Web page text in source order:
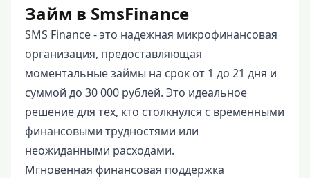
Займ в SmsFinance
SMS Finance - это надежная микрофинансовая
организация, предоставляющая
моментальные займы на срок от 1 до 21 дня и
суммой до 30 000 рублей. Это идеальное
решение для тех, кто столкнулся с временными
финансовыми трудностями или
неожиданными расходами.
Мгновенная финансовая поддержка